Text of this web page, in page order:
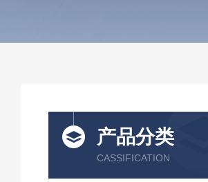
产品分类
CASSIFICATION